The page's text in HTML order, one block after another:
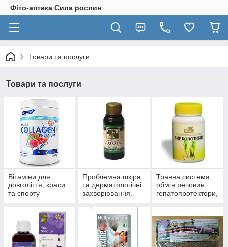
Фіто-аптека Сила рослин
Товари та послуги
Товари та послуги
Вітаміни для
довголіття, краси
та спорту
Проблемна шкіра
та дерматологічні
захворювання.
Травна система,
обмін речовин,
гепатопротектори,